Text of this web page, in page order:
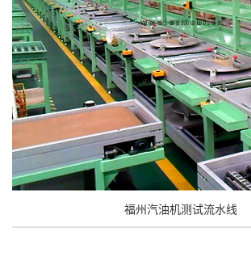
福州汽油机测试流水线